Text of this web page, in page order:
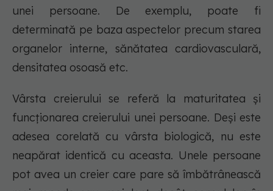
unei persoane. De exemplu, poate fi
determinată pe baza aspectelor precum starea
organelor interne, sănătatea cardiovasculară,
densitatea osoasă etc.
Vârsta creierului se referă la maturitatea și
funcționarea creierului unei persoane. Deși este
adesea corelată cu vârsta biologică, nu este
neapărat identică cu aceasta. Unele persoane
pot avea un creier care pare să îmbătrânească